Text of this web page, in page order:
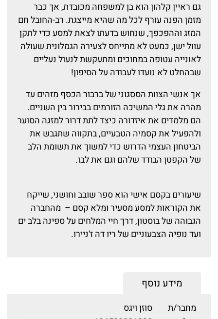
גם ראיין קלהוּן הוא בן למשפחה מכובדת, אך כבר
מזמן הפנה עורף לכל מה שהיא מייצגת. רב-החובל חם
המזג וההפכפך, שנחוש בדעתו לצאת למסע כדי לתקן
עוול ישן, כמעט לא מתייחס לצעירה הגמלונית שעולה
לאונייה עטופה במחוכים ומתעקשת לנעול נעליים
שבהחלט לא נועדו לעבודה על הסיפון!
אך אנשי הצוות הססגוני של ברבור הכסף מזהים עד
מהרה את גלי המשיכה הזורמים בבירור בין השניים.
הם מלמדים את איזדורה כיצד לתת דרור למזגה הסוער
ולהפעיל את קסמיה הטבעיים, בתקווה שתגבש את
הביטחון העצמי הדרוש כדי למשוך את תשומת הלב
של הקפטן הבודד שלהם וגם את לבו.
שיעורים בקסם אישי הוא ספר שובב וחושני, שייקח
את הקוראות למסע מסעיר ומלא קסם – מהחברה
הגבוהה של בוסטון, דרך חיי המלחים על ספינה בלב ים
ועד נופיה הצבעוניים של ריו דה ז'ניירו.
מידע נוסף
מחבר/ת
סוזן ויגס